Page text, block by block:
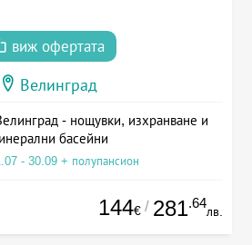
виж офертата
Велинград
- нощувки, изхранване и
басейни
- 30.09 + полупансион
144€ / 281.64
лв.